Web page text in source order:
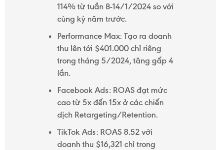
114% từ tuần 8-14/1/2024 so với
cùng kỳ năm trước.
Performance Max: Tạo ra doanh
thu lên tới $401.000 chỉ riêng
trong tháng 5/2024, tăng gấp 4
lần.
Facebook Ads: ROAS đạt mức
cao từ 5x đến 15x ở các chiến
dịch Retargeting/Retention.
TikTok Ads: ROAS 8.52 với
doanh thu $16,321 chỉ trong